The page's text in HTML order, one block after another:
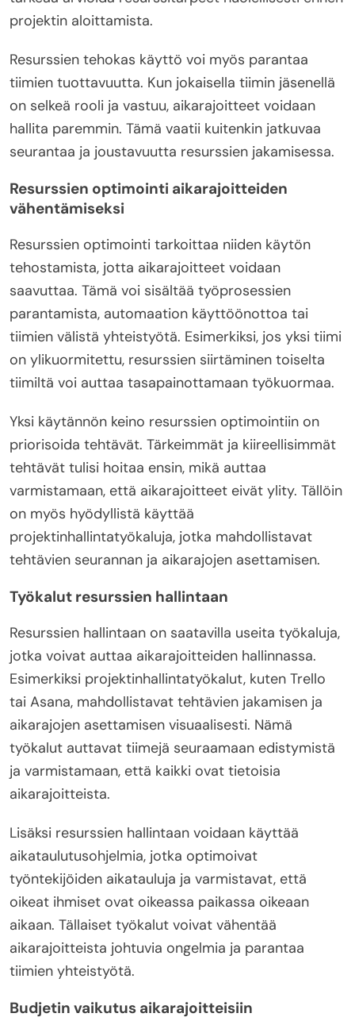
projektin aloittamista.
Resurssien tehokas käyttö voi myös parantaa
tiimien tuottavuutta. Kun jokaisella tiimin jäsenellä
on selkeä rooli ja vastuu, aikarajoitteet voidaan
hallita paremmin. Tämä vaatii kuitenkin jatkuvaa
seurantaa ja joustavuutta resurssien jakamisessa.
Resurssien optimointi aikarajoitteiden
vähentämiseksi
Resurssien optimointi tarkoittaa niiden käytön
tehostamista, jotta aikarajoitteet voidaan
saavuttaa. Tämä voi sisältää työprosessien
parantamista, automaation käyttöönottoa tai
tiimien välistä yhteistyötä. Esimerkiksi, jos yksi tiimi
on ylikuormitettu, resurssien siirtäminen toiselta
tiimiltä voi auttaa tasapainottamaan työkuormaa.
Yksi käytännön keino resurssien optimointiin on
priorisoida tehtävät. Tärkeimmät ja kiireellisimmät
tehtävät tulisi hoitaa ensin, mikä auttaa
varmistamaan, että aikarajoitteet eivät ylity. Tällöin
on myös hyödyllistä käyttää
projektinhallintatyökaluja, jotka mahdollistavat
tehtävien seurannan ja aikarajojen asettamisen.
Työkalut resurssien hallintaan
Resurssien hallintaan on saatavilla useita työkaluja,
jotka voivat auttaa aikarajoitteiden hallinnassa.
Esimerkiksi projektinhallintatyökalut, kuten Trello
tai Asana, mahdollistavat tehtävien jakamisen ja
aikarajojen asettamisen visuaalisesti. Nämä
työkalut auttavat tiimejä seuraamaan edistymistä
ja varmistamaan, että kaikki ovat tietoisia
aikarajoitteista.
Lisäksi resurssien hallintaan voidaan käyttää
aikataulutusohjelmia, jotka optimoivat
työntekijöiden aikatauluja ja varmistavat, että
oikeat ihmiset ovat oikeassa paikassa oikeaan
aikaan. Tällaiset työkalut voivat vähentää
aikarajoitteista johtuvia ongelmia ja parantaa
tiimien yhteistyötä.
Budjetin vaikutus aikarajoitteisiin